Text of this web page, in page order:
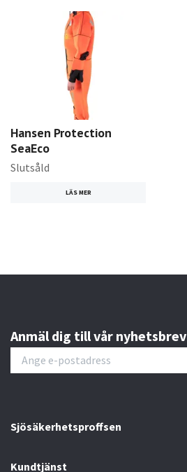
Hansen Protection
SeaEco
Slutsåld
LÄS MER
Anmäl dig till vår nyhetsbrev
Sjösäkerhetsproffsen
Kundtjänst